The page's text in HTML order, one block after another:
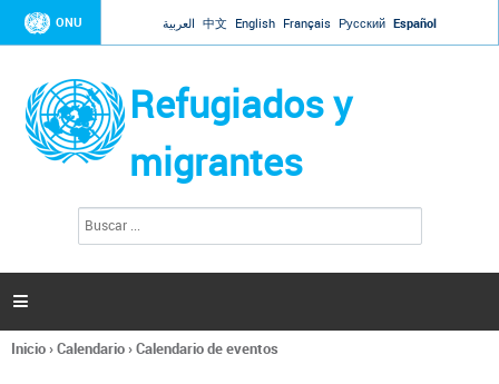
Jump to navigation
ONU العربية 中文 English Français Русский Español
Refugiados y
migrantes
l
s

Se
Inicio›Calendario›Calendario de eventos